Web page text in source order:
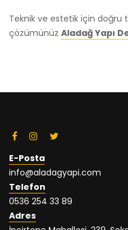
Teknik ve estetik için doğru
çözümünüz Aladağ Yapı
E-Posta
info@aladagyapi.com
Telefon
0536 254 33 89
Adres